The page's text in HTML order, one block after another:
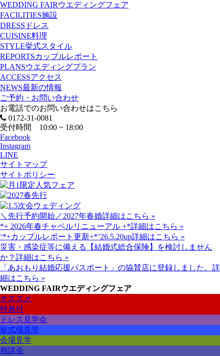
WEDDING FAIR ウエディングフェア
FACILITIES施設
DRESS ドレス
CUISINE料理
STYLE挙式スタイル
REPORTSカップルレポート
PLANSウエディングプラン
ACCESSアクセス
NEWS最新の情報
ご予約・お問い合わせ
お電話でのお問い合わせはこちら
0172-31-0081
受付時間 10:00 ~ 18:00
Facebook
Instagram
LINE
サイトマップ
サイトポリシー
＼先行予約開始／2027年春婚詳細はこちら »
*+ 2026年春チャペルリニューアル +*詳細はこちら »
‘*+カップルレポート更新+*’26.5.20up詳細はこちら »
災害・感染症等に備える【結婚式総合保険】を検討しません
か？ 詳細はこちら »
「あおもり結婚応援パスポート」の協賛店に登録しました。 詳
細はこちら »
WEDDING FAIRウエディングフェア
オススメ
特典付
ドレス見学会
挙式場見学
会場見学
相談会